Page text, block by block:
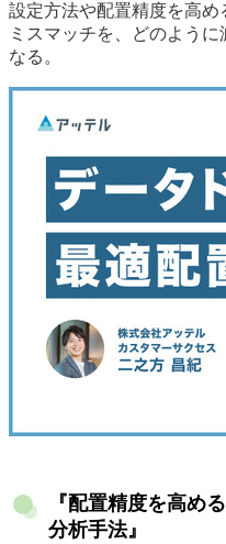
設定方法や配置精度を高
ミスマッチを、どのよう
なる。
『配置精度を高め
分析手法』